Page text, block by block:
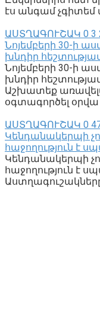
էս անգամ չգիտեմ
ԱՍՏՂԱԳՈՒՇԱԿ 0 3
Նոյեմբերի 30-ի
խնդիր
Նոյեմբերի 30-ի
խնդիր
Աշխատեք
օգտագործել
ԱՍՏՂԱԳՈՒՇԱԿ 0
Կենդանակերպի
հաջողություն է
Կենդանակերպի
հաջողություն է